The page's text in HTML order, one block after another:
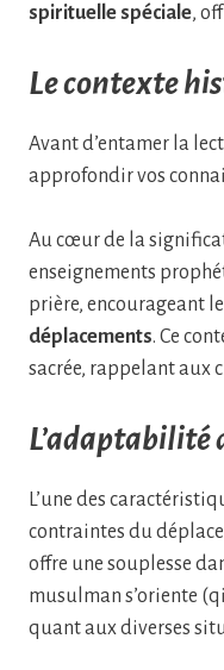
spirituelle spéciale,
Le contexte
Avant d’entamer la
approfondir vos
Au cœur de la
enseignements
prière, encourageant
déplacements. Ce
sacrée, rappelant aux
L’adaptabilité
L’une des
contraintes du
offre une souplesse
musulman s’oriente
quant aux diverses